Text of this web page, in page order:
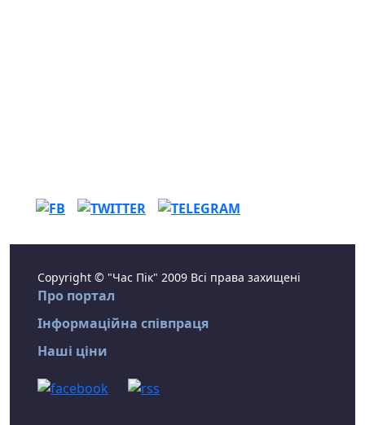
Copyright © "Час Пік" 2009 Всі права захищені
Про портал
Інформаційна співпраця
Наші ціни